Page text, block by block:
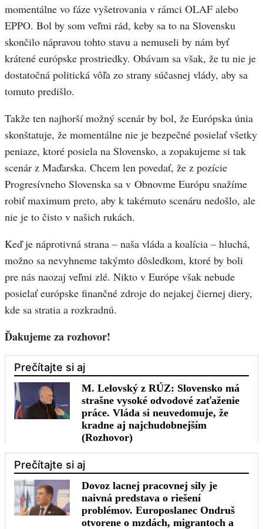
momentálne vo fáze vyšetrovania v rámci OLAF alebo
EPPO. Bol by som veľmi rád, keby sa to na Slovensku
skončilo nápravou tohto stavu a nemuseli by nám byť
krátené európske prostriedky. Obávam sa však, že tu nie je
dostatočná politická vôľa zo strany súčasnej vlády, aby sa
tomuto predišlo.
Takže ten najhorší možný scenár by bol, že Európska únia
skonštatuje, že momentálne nie je bezpečné posielať všetky
peniaze, ktoré posiela na Slovensko, a zopakujeme si tak
scenár z Maďarska. Chcem len povedať, že z pozície
Progresívneho Slovenska sa v Obnovme Európu snažíme
robiť maximum preto, aby k takémuto scenáru nedošlo, ale
nie je to čisto v našich rukách.
Keď je náprotivná strana – naša vláda a koalícia – hluchá,
možno sa nevyhneme takýmto dôsledkom, ktoré by boli
pre nás naozaj veľmi zlé. Nikto v Európe však nebude
posielať európske finančné zdroje do nejakej čiernej diery,
kde sa stratia a rozkradnú.
Ďakujeme za rozhovor!